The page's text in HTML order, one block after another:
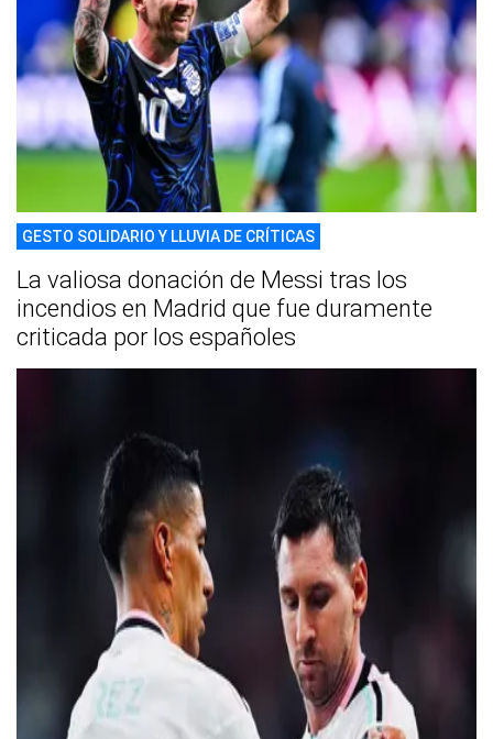
GESTO SOLIDARIO Y LLUVIA DE CRÍTICAS
La valiosa donación de Messi tras los
incendios en Madrid que fue duramente
criticada por los españoles